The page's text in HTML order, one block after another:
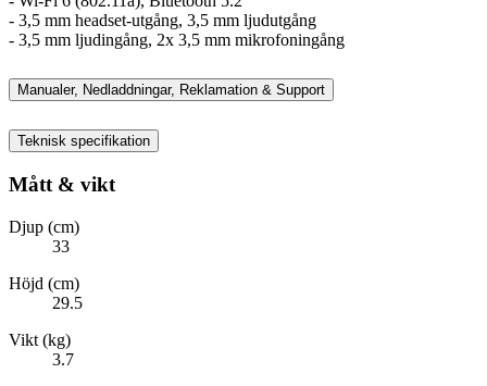
- 3,5 mm headset-utgång, 3,5 mm ljudutgång
- 3,5 mm ljudingång, 2x 3,5 mm mikrofoningång
Manualer, Nedladdningar, Reklamation & Support
Teknisk specifikation
Mått & vikt
Djup (cm)
33
Höjd (cm)
29.5
Vikt (kg)
3.7